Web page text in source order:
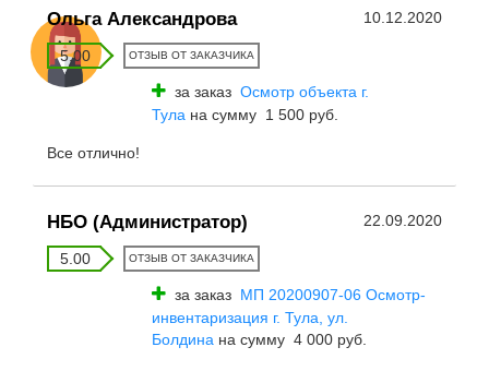
Ольга Александрова 10.12.2020
5.00 ОТЗЫВ ОТ ЗАКАЗЧИКА
за заказ Осмотр объекта г.
Тула на сумму 1 500 руб.
Все отлично!
НБО (Администратор) 22.09.2020
5.00 ОТЗЫВ ОТ ЗАКАЗЧИКА
за заказ МП 20200907-06 Осмотр-
инвентаризация г. Тула, ул.
Болдина на сумму 4 000 руб.